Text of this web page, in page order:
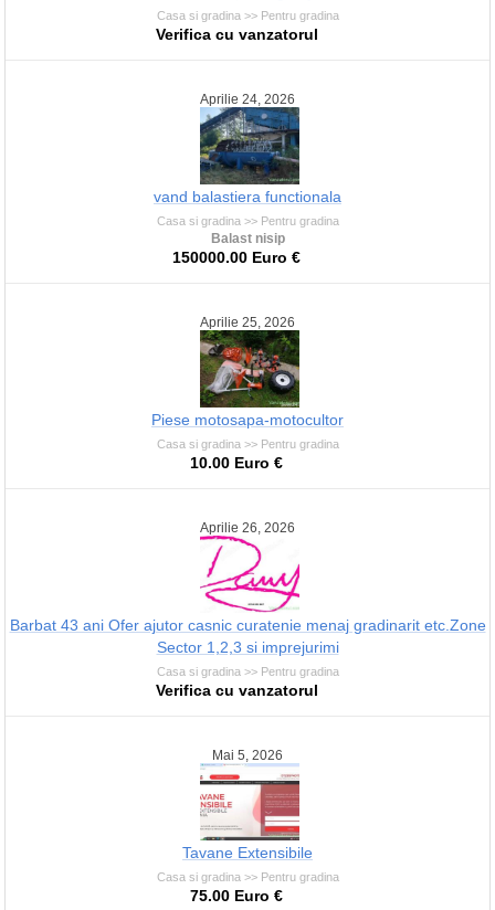
Casa si gradina >> Pentru gradina
Verifica cu vanzatorul
Aprilie 24, 2026
vand balastiera functionala
Casa si gradina >> Pentru gradina
Balast nisip
150000.00 Euro €
Aprilie 25, 2026
Piese motosapa-motocultor
Casa si gradina >> Pentru gradina
10.00 Euro €
Aprilie 26, 2026
Barbat 43 ani Ofer ajutor casnic curatenie menaj gradinarit etc.Zone
Sector 1,2,3 si imprejurimi
Casa si gradina >> Pentru gradina
Verifica cu vanzatorul
Mai 5, 2026
Tavane Extensibile
Casa si gradina >> Pentru gradina
75.00 Euro €